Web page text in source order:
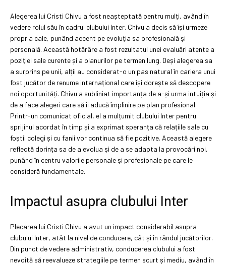
Alegerea lui Cristi Chivu a fost neașteptată pentru mulți, având în
vedere rolul său în cadrul clubului Inter. Chivu a decis să își urmeze
propria cale, punând accent pe evoluția sa profesională și
personală. Această hotărâre a fost rezultatul unei evaluări atente a
poziției sale curente și a planurilor pe termen lung. Deși alegerea sa
a surprins pe unii, alții au considerat-o un pas natural în cariera unui
fost jucător de renume internațional care își dorește să descopere
noi oportunități. Chivu a subliniat importanța de a-și urma intuiția și
de a face alegeri care să îi aducă împlinire pe plan profesional.
Printr-un comunicat oficial, el a mulțumit clubului Inter pentru
sprijinul acordat în timp și a exprimat speranța că relațiile sale cu
foștii colegi și cu fanii vor continua să fie pozitive. Această alegere
reflectă dorința sa de a evolua și de a se adapta la provocări noi,
punând în centru valorile personale și profesionale pe care le
consideră fundamentale.
Impactul asupra clubului Inter
Plecarea lui Cristi Chivu a avut un impact considerabil asupra
clubului Inter, atât la nivel de conducere, cât și în rândul jucătorilor.
Din punct de vedere administrativ, conducerea clubului a fost
nevoită să reevalueze strategiile pe termen scurt și mediu, având în